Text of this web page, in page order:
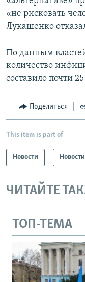
«не рисковать
Лукашенко
По данным
количество
составило почти
Поделиться
This item is part of
Новости
ЧИТАЙТЕ
ТОП-ТЕМА